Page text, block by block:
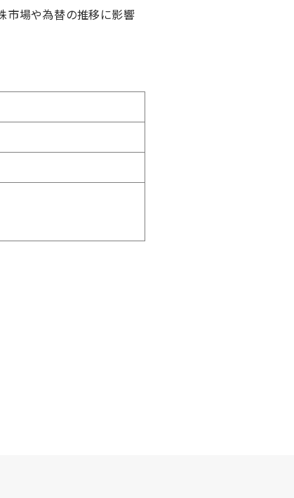
市場や為替の推移に影響